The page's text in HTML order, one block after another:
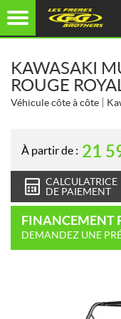
KAWASAKI
ROUGE
Véhicule côte à côte
À partir de : 21
CALCULATRICE
DE PAIEMENT
FINANCEMENT
DEMANDEZ UNE